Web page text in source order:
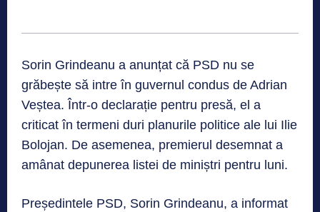
Sorin Grindeanu a anunțat că PSD nu se
grăbește să intre în guvernul condus de Adrian
Veștea. Într-o declarație pentru presă, el a
criticat în termeni duri planurile politice ale lui Ilie
Bolojan. De asemenea, premierul desemnat a
amânat depunerea listei de miniștri pentru luni.
Președintele PSD, Sorin Grindeanu, a informat